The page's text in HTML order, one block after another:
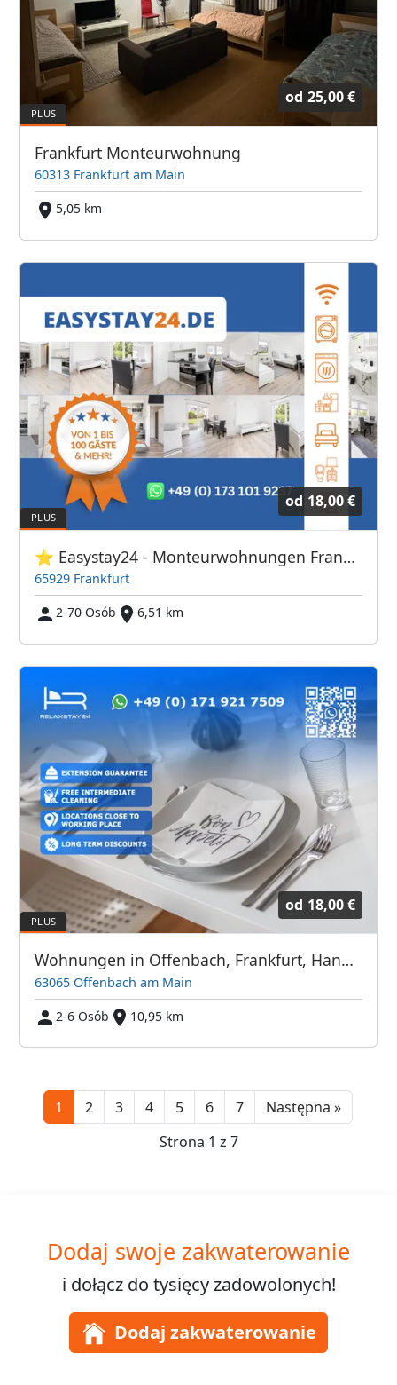
od 25,00 €
Frankfurt Monteurwohnung
60313 Frankfurt am Main
5,05 km
od 18,00 €
⭐ Easystay24 - Monteurwohnungen Frankfurt Flughafen
65929 Frankfurt
2-70 Osób
6,51 km
od 18,00 €
Wohnungen in Offenbach, Frankfurt, Hanau und Umgebung
63065 Offenbach am Main
2-6 Osób
10,95 km
1 2 3 4 5 6 7 Następna »Next
Strona 1 z 7
Dodaj swoje zakwaterowanie
i dołącz do tysięcyzadowolonych!
Dodaj zakwaterowanie